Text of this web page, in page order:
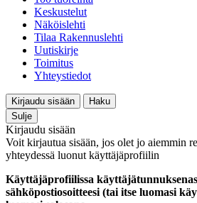
Keskustelut
Näköislehti
Tilaa Rakennuslehti
Uutiskirje
Toimitus
Yhteystiedot
Kirjaudu sisään
Haku
Sulje
Kirjaudu sisään
Voit kirjautua sisään, jos olet jo aiemmin
yhteydessä luonut käyttäjäprofiilin
Käyttäjäprofiilissa
sähköpostiosoitteesi (tai itse luomasi